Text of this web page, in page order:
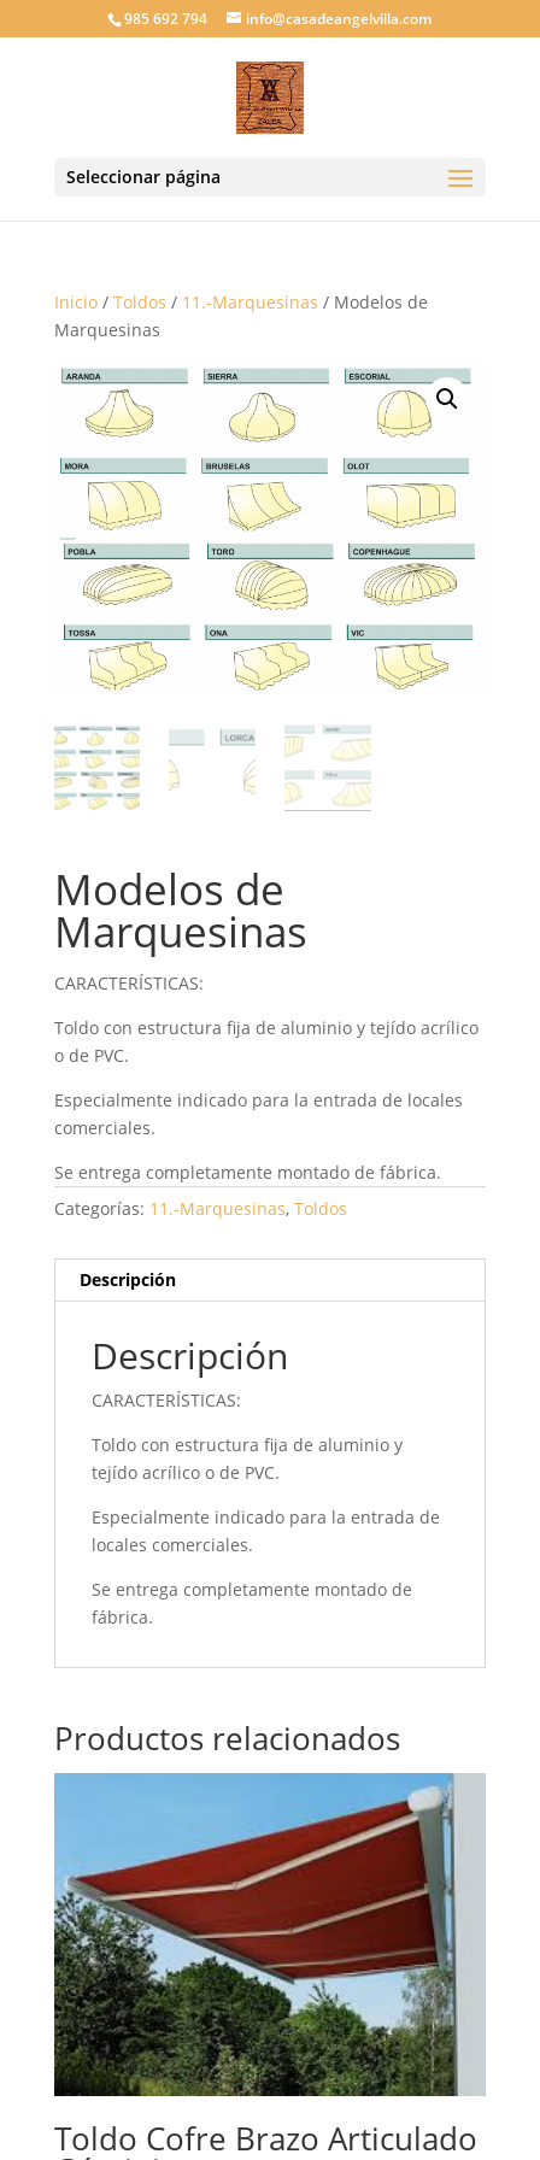
985 692 794 info@casadeangelvilla.com
Seleccionar página
Inicio/ Toldos / 11.-Marquesinas / Modelos de
Marquesinas
Modelos de
Marquesinas
CARACTERÍSTICAS:
Toldo con estructura fija de aluminio y tejído acrílico
o de PVC.
Especialmente indicado para la entrada de locales
comerciales.
Se entrega completamente montado de fábrica.
Categorías: 11.-Marquesinas, Toldos
Descripción
Descripción
CARACTERÍSTICAS:
Toldo con estructura fija de aluminio y
tejído acrílico o de PVC.
Especialmente indicado para la entrada de
locales comerciales.
Se entrega completamente montado de
fábrica.
Productos relacionados
Toldo Cofre Brazo Articulado